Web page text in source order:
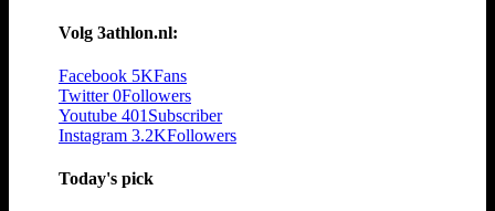
Volg 3athlon.nl:
Facebook 5KFans
Twitter 0Followers
Youtube 401 Subscriber
Instagram 3.2KFollowers
Today's pick